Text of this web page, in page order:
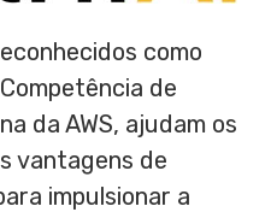
como
de
da AWS, ajudam os
vantagens de
impulsionar a